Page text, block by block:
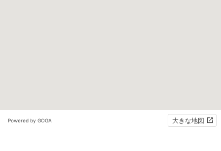
Powered by GOGA 大きな地図